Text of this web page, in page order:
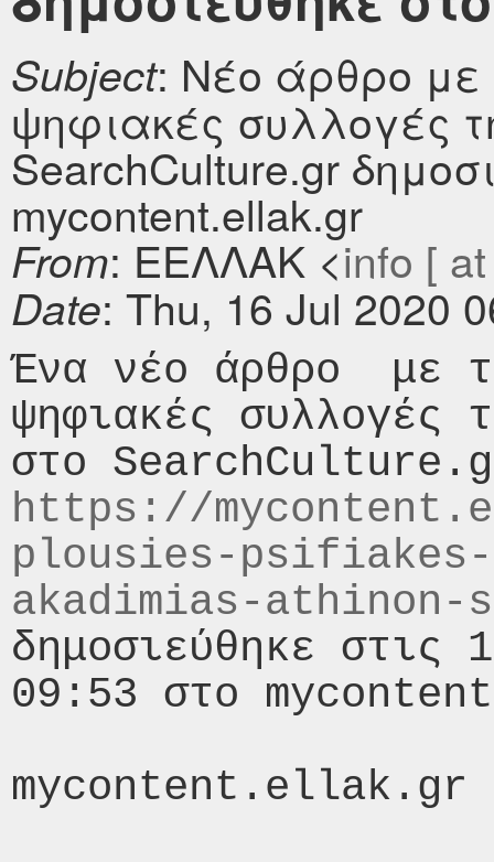
Subject: Νέο άρθρο με
ψηφιακές συλλογές
SearchCulture.gr
mycontent.ellak.gr
From: ΕΕΛΛΑΚ <info [
Date: Thu, 16 Jul 2020
Ένα νέο άρθρο  με
ψηφιακές συλλογές
https://
plousies-
akadimias-
δημοσιεύθηκε στις
09:53 στο